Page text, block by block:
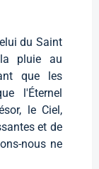
du Saint
pluie au
que les
l'Éternel
le Ciel,
et de
nous ne